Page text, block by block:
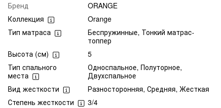
Бренд
ORANGE
Коллекция
Orange
Тип матраса
Беспружинные, Тонкий матрас-
топпер
Высота (см)
5
Тип спального
места
Односпальное, Полуторное,
Двухспальное
Вид жесткости
Разносторонняя, Средняя, Жесткая
Степень жесткости
3/4